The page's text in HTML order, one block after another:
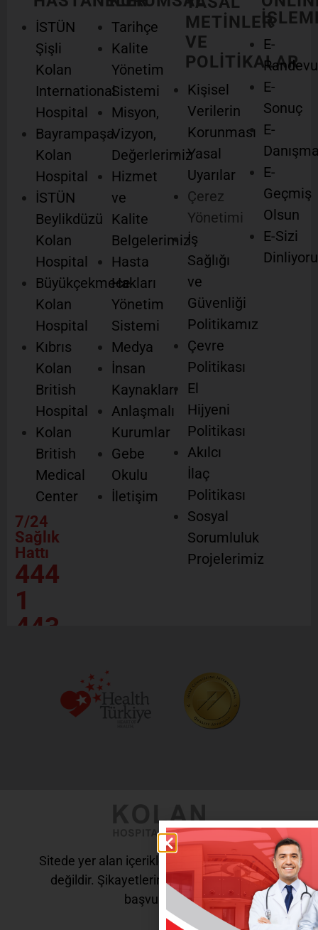
İSTÜN
Şişli
Kolan
International
Hospital
Bayrampaşa
Kolan
Hospital
İSTÜN
Beylikdüzü
Kolan
Hospital
Büyükçekmece
Kolan
Hospital
Kıbrıs
Kolan
British
Hospital
Kolan
British
Medical
Center
7/24
Sağlık
Hattı
444
1
443
Tarihçe
Kalite
Yönetim
Sistemi
Misyon,
Vizyon,
Değerlerimiz
Hizmet
ve
Kalite
Belgelerimiz
Hasta
Hakları
Yönetim
Sistemi
Medya
İnsan
Kaynakları
Anlaşmalı
Kurumlar
Gebe
Okulu
İletişim
METİNLER
VE
POLİTİKALAR
Kişisel
Verilerin
Korunması
Yasal
Uyarılar
Çerez
Yönetimi
İş
Sağlığı
ve
Güvenliği
Politikamız
Çevre
Politikası
El
Hijyeni
Politikası
Akılcı
İlaç
Politikası
Sosyal
Sorumluluk
Projelerimiz
E-
Randevu
E-
Sonuç
E-
E-
Geçmiş
Olsun
E-Sizi
Sitede yer alan içerikler tanı ve tedavi amaçlı
değildir. Şikayetleriniz için doktorunuza
başvurunuz.